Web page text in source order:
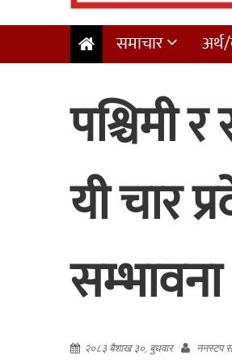
समाचार
पश्चिमी
यी चार
सम्भावना
२०८३ बैशाख ३०, बुधवार ननस्टप